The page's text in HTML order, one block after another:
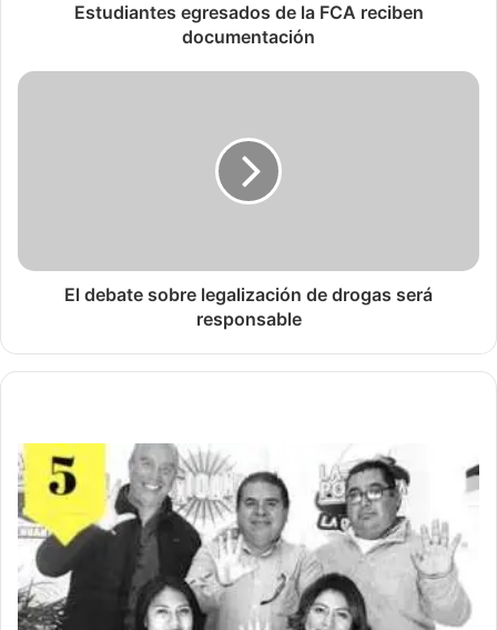
Estudiantes egresados de la FCA reciben
documentación
El debate sobre legalización de drogas será
responsable